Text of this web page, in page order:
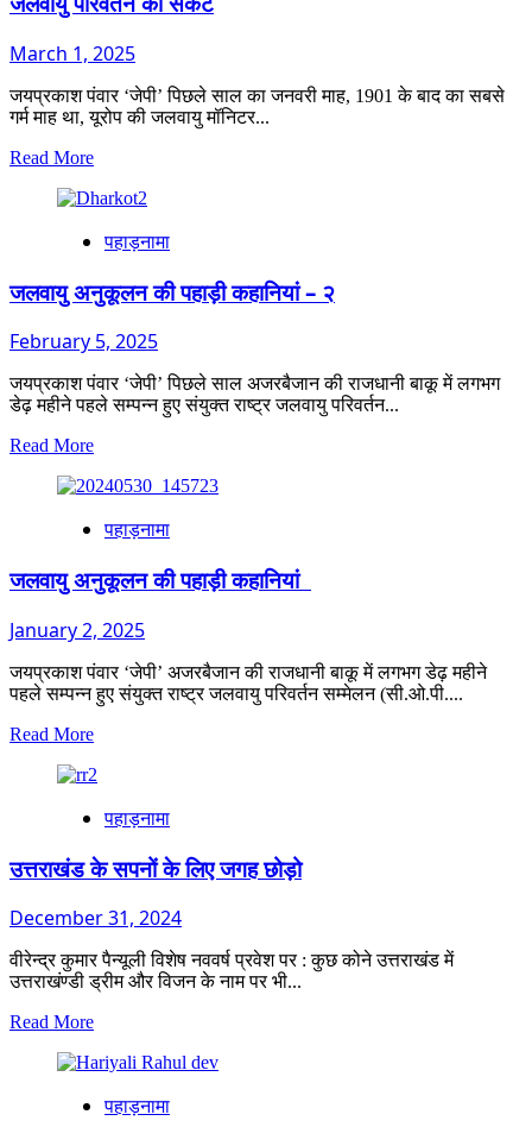
के
March 1, 2025
जयप्रकाश पंवार ‘जेपी’ पिछले साल का जनवरी माह, 1901 के बाद का सबसे
गर्म माह था, यूरोप की जलवायु मॉनिटर...
Read MoreRead
about
परिवर्तन
संकट
पहाड़नामा
जलवायु अनुकूलन की पहाड़ी कहानियां – २
February 5, 2025
जयप्रकाश पंवार ‘जेपी’ पिछले साल अजरबैजान की राजधानी बाकू में लगभग
डेढ़ महीने पहले सम्पन्न हुए संयुक्त राष्ट्र जलवायु परिवर्तन...
Read MoreRead
about
अनुकूलन
पहाड़ी
कहानियां
२
पहाड़नामा
जलवायु अनुकूलन की पहाड़ी कहानियां
January 2, 2025
जयप्रकाश पंवार ‘जेपी’ अजरबैजान की राजधानी बाकू में लगभग डेढ़ महीने
पहले सम्पन्न हुए संयुक्त राष्ट्र जलवायु परिवर्तन सम्मेलन (सी.ओ.पी....
Read MoreRead
about
अनुकूलन
पहाड़ी
कहानियां
पहाड़नामा
उत्तराखंड के सपनों के लिए जगह छोड़ो
December 31, 2024
वीरेन्द्र कुमार पैन्यूली विशेष नववर्ष प्रवेश पर : कुछ कोने उत्तराखंड में
उत्तराखंण्डी ड्रीम और विजन के नाम पर भी...
Read MoreRead
about
केपहाड़नामा